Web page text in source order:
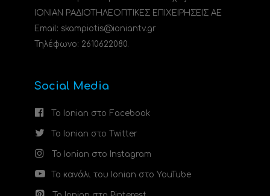
ΙΟΝΙΑΝ ΡΑΔΙΟΤΗΛΕΟΠΤΙΚΕΣ ΕΠΙΧΕΙΡΗΣΕΙΣ ΑΕ
Email: skampiotis@ioniantv.gr
Τηλέφωνο: 2610622080.
Social Media
Το Ionian στο Facebook
Το Ionian στο Twitter
Το Ionian στο Instagram
Το κανάλι του Ionian στο YouTube